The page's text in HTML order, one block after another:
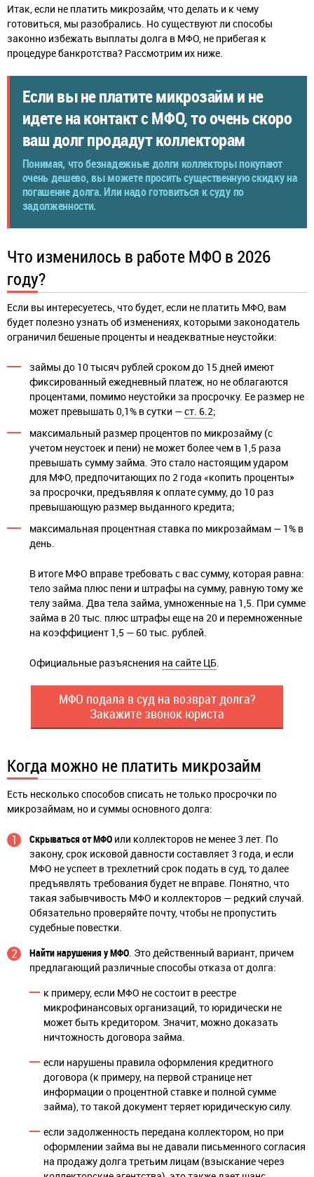
Итак, если не платить микрозайм, что делать и к чему
готовиться, мы разобрались. Но существуют ли способы
законно избежать выплаты долга в МФО, не прибегая к
процедуре банкротства? Рассмотрим их ниже.
Если вы не платите микрозайм и не
идете на контакт с МФО, то очень скоро
ваш долг продадут коллекторам
Понимая, что безнадежные долги коллекторы покупают
очень дешево, вы можете просить существенную скидку на
погашение долга. Или надо готовиться к суду по
задолженности.
Что изменилось в работе МФО в 2026
году?
Если вы интересуетесь, что будет, если не платить МФО, вам
будет полезно узнать об изменениях, которыми законодатель
ограничил бешеные проценты и неадекватные неустойки:
займы до 10 тысяч рублей сроком до 15 дней имеют
фиксированный ежедневный платеж, но не облагаются
процентами, помимо неустойки за просрочку. Ее размер не
может превышать 0,1% в сутки —ст. 6.2;
максимальный размер процентов по микрозайму (с
учетом неустоек и пени) не может более чем в 1,5 раза
превышать сумму займа. Это стало настоящим ударом
для МФО, предпочитающих по 2 года «копить проценты»
за просрочки, предъявляя к оплате сумму, до 10 раз
превышающую размер выданного кредита;
максимальная процентная ставка по микрозаймам — 1% в
день.
В итоге МФО вправе требовать с вас сумму, которая равна:
тело займа плюс пени и штрафы на сумму, равную тому же
телу займа. Два тела займа, умноженные на 1,5. При сумме
займа в 20 тыс. плюс штрафы еще на 20 и перемноженные
на коэффициент 1,5 — 60 тыс. рублей.
Официальные разъяснения на сайте ЦБ.
МФО подала в суд на возврат долга?
Закажите звонок юриста
Когда можно не платить микрозайм
Есть несколько способов списать не только просрочки по
микрозаймам, но и суммы основного долга:
Скрываться от МФО или коллекторов не менее 3 лет. По
закону, срок исковой давности составляет 3 года, и если
МФО не успеет в трехлетний срок подать в суд, то далее
предъявлять требования будет не вправе. Понятно, что
такая забывчивость МФО и коллекторов — редкий случай.
Обязательно проверяйте почту, чтобы не пропустить
судебные повестки.
Найти нарушения у МФО. Это действенный вариант, причем
предлагающий различные способы отказа от долга:
к примеру, если МФО не состоит в реестре
микрофинансовых организаций, то юридически не
может быть кредитором. Значит, можно доказать
ничтожность договора займа.
если нарушены правила оформления кредитного
договора (к примеру, на первой странице нет
информации о процентной ставке и полной сумме
займа), то такой документ теряет юридическую силу.
если задолженность передана коллектором, но при
оформлении займа вы не давали письменного согласия
на продажу долга третьим лицам (взыскание через